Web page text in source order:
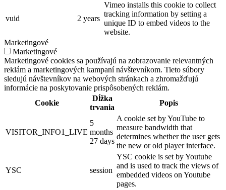
vuid 2 years
Vimeo installs this cookie to collect
tracking information by setting a
unique ID to embed videos to the
website.
Marketingové
Marketingové
Marketingové cookies sa používajú na zobrazovanie relevantných
reklám a marketingových kampaní návštevníkom. Tieto súbory
sledujú návštevníkov na webových stránkach a zhromažďujú
informácie na poskytovanie prispôsobených reklám.
Cookie
Dĺžka
trvania
Popis
VISITOR_INFO1_LIVE
5
months
27 days
A cookie set by YouTube to
measure bandwidth that
determines whether the user gets
the new or old player interface.
YSC session
YSC cookie is set by Youtube
and is used to track the views of
embedded videos on Youtube
pages.